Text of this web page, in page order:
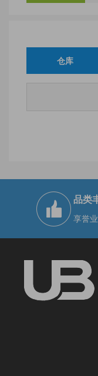
仓库
品类
享誉